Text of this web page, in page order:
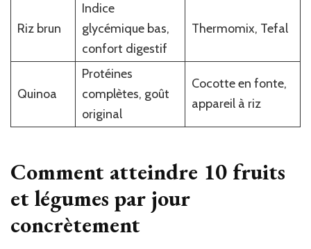
Riz brun
Indice
glycémique bas,
confort digestif
Thermomix, Tefal
Quinoa
Protéines
complètes, goût
original
Cocotte en fonte,
appareil à riz
Comment atteindre 10 fruits
et légumes par jour
concrètement